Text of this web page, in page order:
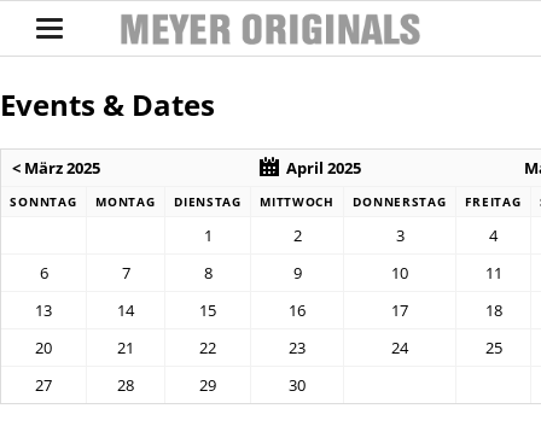
Events & Dates
< März 2025 April 2025
SONNTAG MONTAG DIENSTAG MITTWOCH DONNERSTAG FREITAG
1 2 3
4
6
7 8 9 10
11
13
14 15 16 17
18
20
21 22 23 24
25
27
28 29 30